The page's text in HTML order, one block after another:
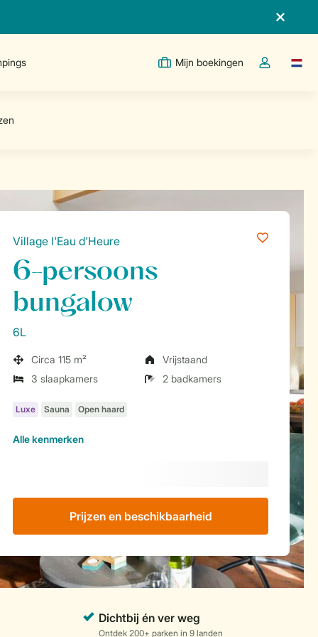
Mijn boekingen
Open deTaal
Village l'Eau d'Heure
6-persoons
bungalow
6L
Circa 115 m²
Vrijstaand
3 slaapkamers
2 badkamers
Allekenmerken
Prijzen en beschikbaarheid